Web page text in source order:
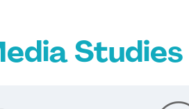
Studies